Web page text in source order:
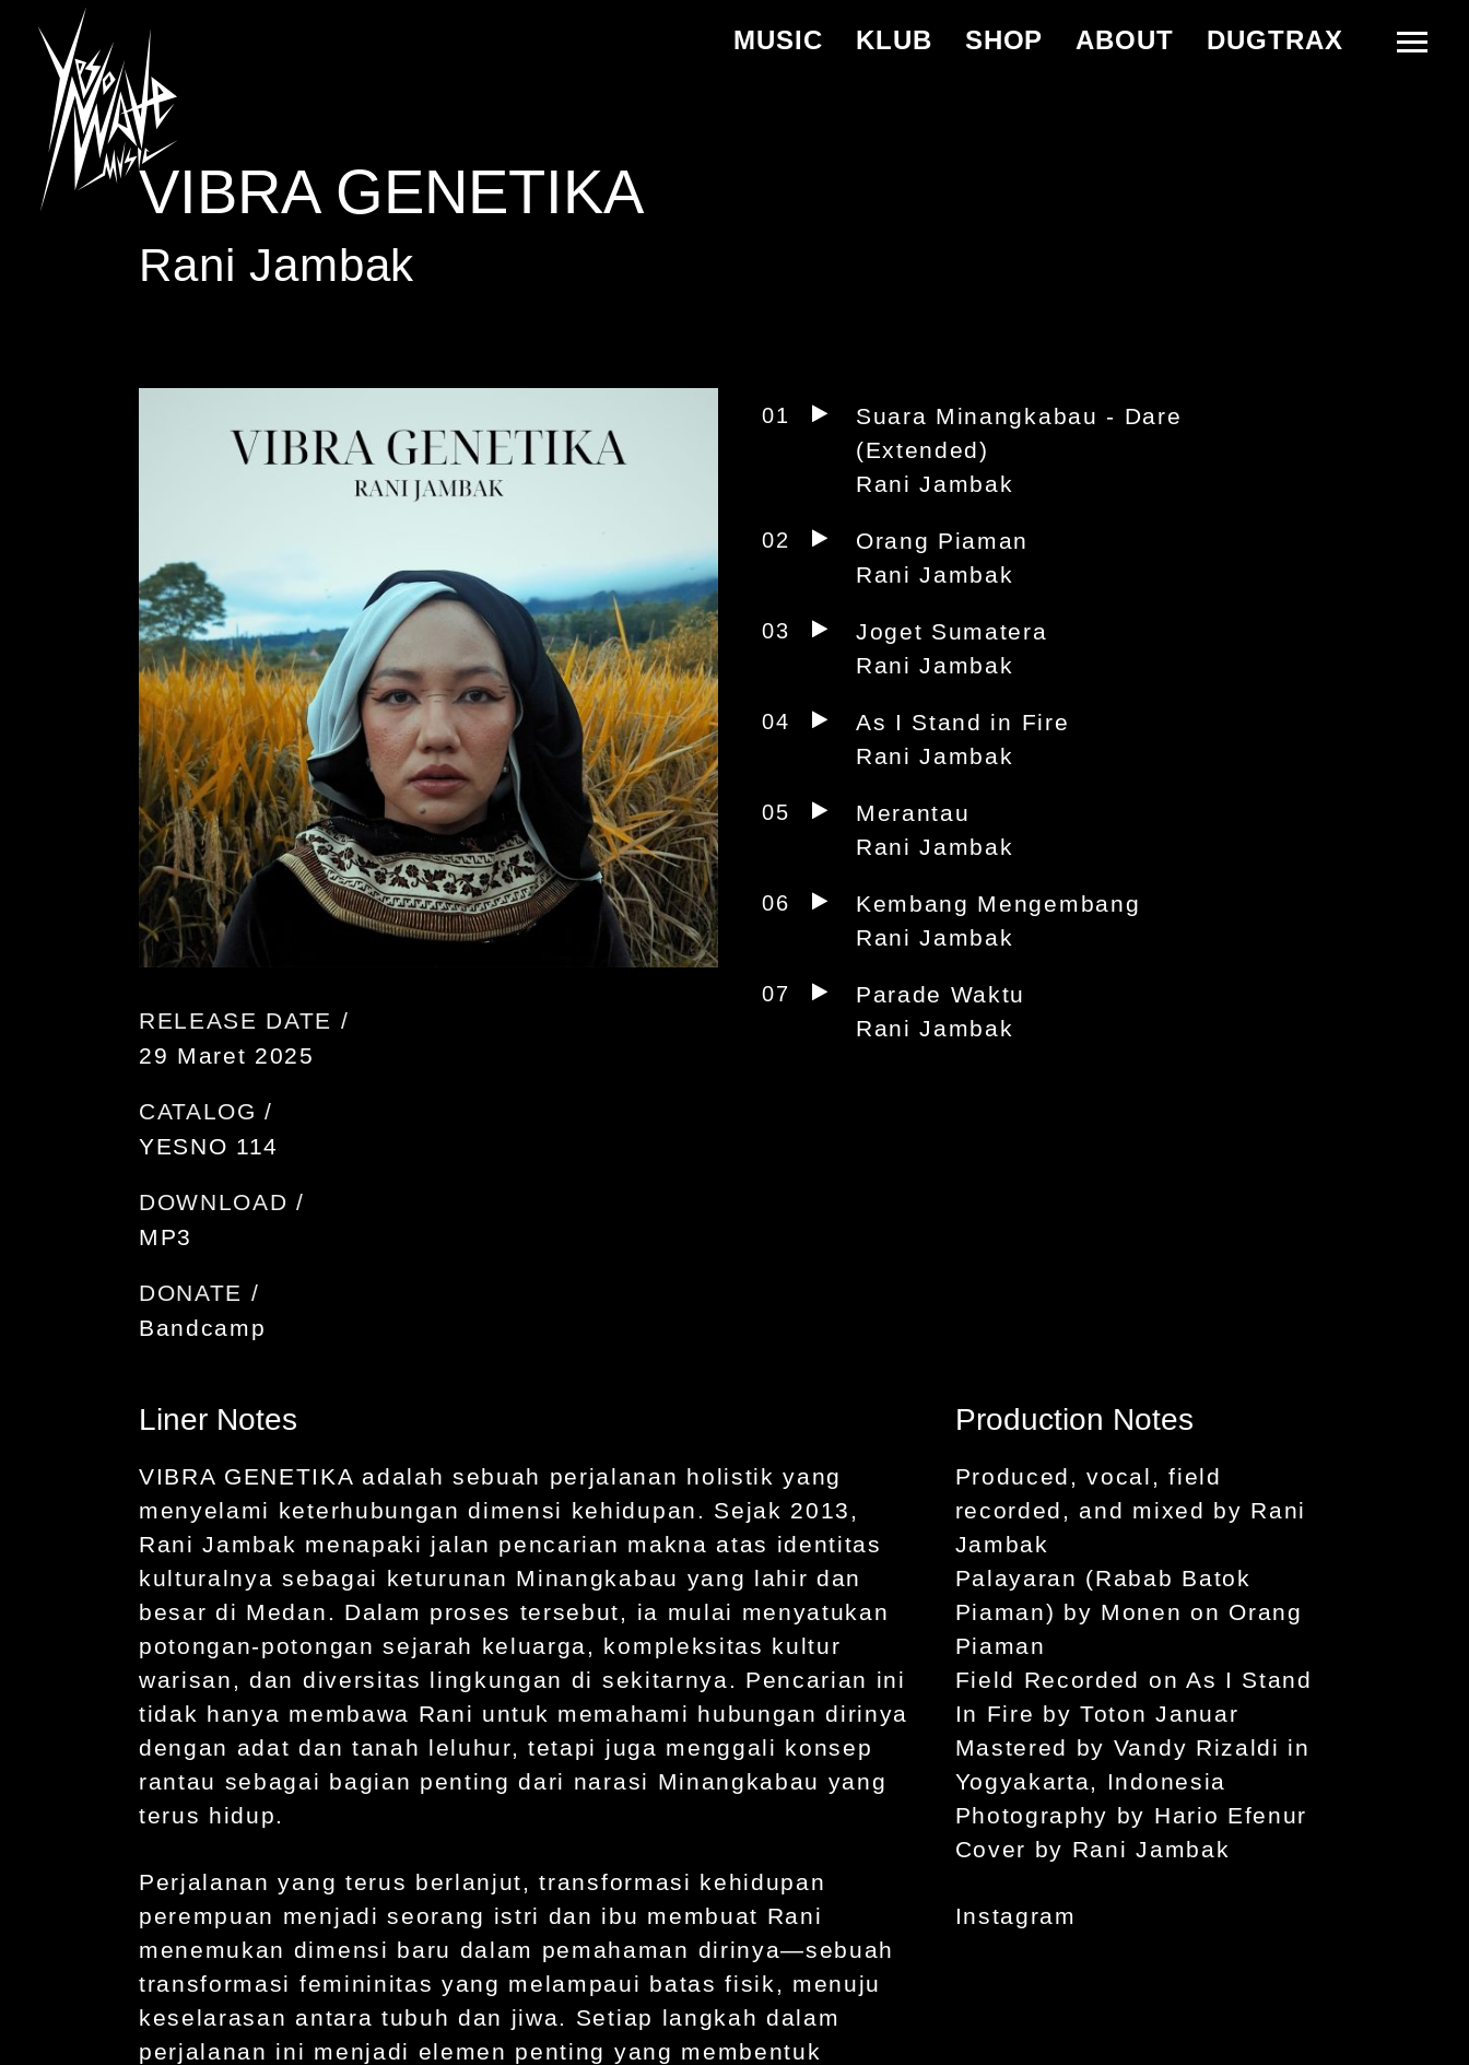
MUSIC KLUB SHOP ABOUT DUGTRAX
VIBRA GENETIKA
Rani Jambak
RELEASE DATE /
29 Maret 2025
CATALOG /
YESNO 114
DOWNLOAD /
MP3
DONATE /
Bandcamp
01
Suara Minangkabau - Dare
(Extended)
Rani Jambak
02
Orang Piaman
Rani Jambak
03
Joget Sumatera
Rani Jambak
04
As I Stand in Fire
Rani Jambak
05
Merantau
Rani Jambak
06
Kembang Mengembang
Rani Jambak
07
Parade Waktu
Rani Jambak
Liner Notes
VIBRA GENETIKA adalah sebuah perjalanan holistik yang
menyelami keterhubungan dimensi kehidupan. Sejak 2013,
Rani Jambak menapaki jalan pencarian makna atas identitas
kulturalnya sebagai keturunan Minangkabau yang lahir dan
besar di Medan. Dalam proses tersebut, ia mulai menyatukan
potongan-potongan sejarah keluarga, kompleksitas kultur
warisan, dan diversitas lingkungan di sekitarnya. Pencarian ini
tidak hanya membawa Rani untuk memahami hubungan dirinya
dengan adat dan tanah leluhur, tetapi juga menggali konsep
rantau sebagai bagian penting dari narasi Minangkabau yang
terus hidup.
Perjalanan yang terus berlanjut, transformasi kehidupan
perempuan menjadi seorang istri dan ibu membuat Rani
menemukan dimensi baru dalam pemahaman dirinya—sebuah
transformasi femininitas yang melampaui batas fisik, menuju
keselarasan antara tubuh dan jiwa. Setiap langkah dalam
perjalanan ini menjadi elemen penting yang membentuk
Production Notes
Produced, vocal, field
recorded, and mixed by Rani
Jambak
Palayaran (Rabab Batok
Piaman) by Monen on Orang
Piaman
Field Recorded on As I Stand
In Fire by Toton Januar
Mastered by Vandy Rizaldi in
Yogyakarta, Indonesia
Photography by Hario Efenur
Cover by Rani Jambak
Instagram